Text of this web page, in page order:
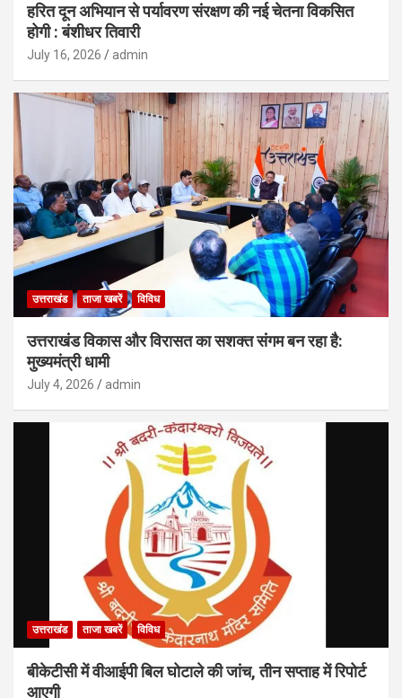
हरित दून अभियान से पर्यावरण संरक्षण की नई चेतना विकसित
होगी : बंशीधर तिवारी
July 16, 2026 admin
उत्तराखंड ताजा खबरें विविध
उत्तराखंड विकास और विरासत का सशक्त संगम बन रहा है:
मुख्यमंत्री धामी
July 4, 2026 admin
उत्तराखंड ताजा खबरें विविध
बीकेटीसी में वीआईपी बिल घोटाले की जांच, तीन सप्ताह में रिपोर्ट
आएगी